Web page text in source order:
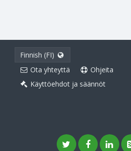
Finnish (FI)
Ota yhteyttä
Ohjeita
Käyttöehdot ja säännöt